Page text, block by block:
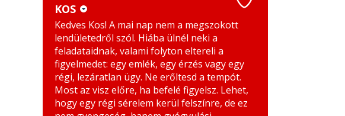
KOS
BIKA
IKREK
RÁK
MÉRLEG
SKORPIÓ
NYILAS
BAK
KOS
Kedves Kos! A mai nap nem a megszokott
lendületedről szól. Hiába ülnél neki a
feladataidnak, valami folyton eltereli a
figyelmedet: egy emlék, egy érzés vagy egy
régi, lezáratlan ügy. Ne erőltesd a tempót.
Most az visz előre, ha befelé figyelsz. Lehet,
hogy egy régi sérelem kerül felszínre, de ez